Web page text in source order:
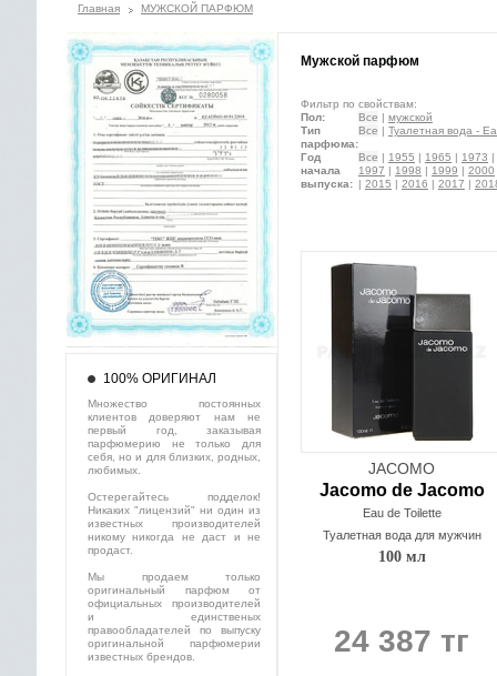
Главная МУЖСКОЙ ПАРФЮМ
Мужской парфюм
Фильтр по свойствам:
Пол:
Все | мужской
Тип
парфюма:
Все | Туалетная вода -
Год
начала
выпуска:
Все | 1955 | 1965 | 1973 |
1997 | 1998 | 1999 | 2000
| 2015 | 2016 | 2017 |
JACOMO
Jacomo de Jacomo
Eau de Toilette
Туалетная вода для мужчин
100 мл
24 387 тг
100% ОРИГИНАЛ
Множество постоянных
клиентов доверяют нам не
первый год, заказывая
парфюмерию не только для
себя, но и для близких, родных,
любимых.
Остерегайтесь подделок!
Никаких "лицензий" ни один из
известных производителей
никому никогда не даст и не
продаст.
Мы продаем только
оригинальный парфюм от
официальных производителей
и единственых
правообладателей по выпуску
оригинальной парфюмерии
известных брендов.